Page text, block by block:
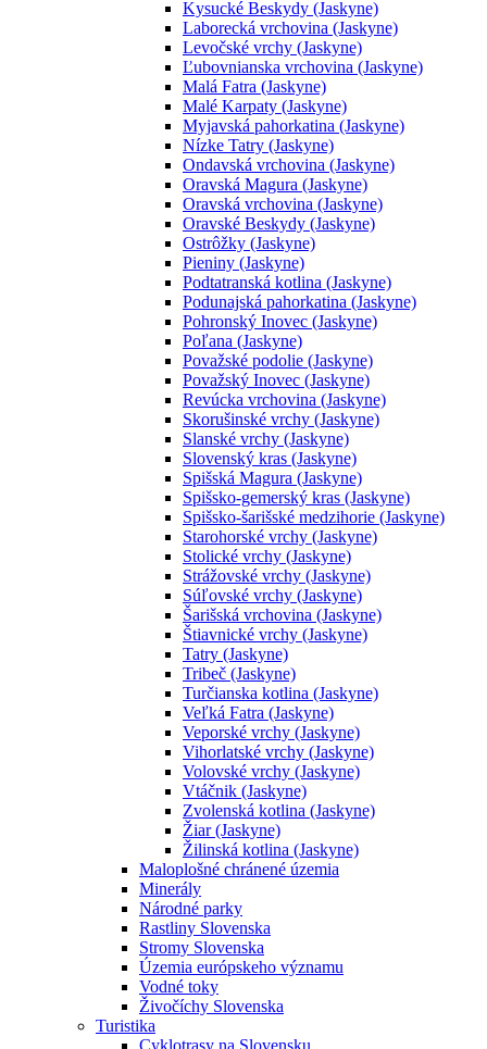
Kysucké Beskydy (Jaskyne)
Laborecká vrchovina (Jaskyne)
Levočské vrchy (Jaskyne)
Ľubovnianska vrchovina (Jaskyne)
Malá Fatra (Jaskyne)
Malé Karpaty (Jaskyne)
Myjavská pahorkatina (Jaskyne)
Nízke Tatry (Jaskyne)
Ondavská vrchovina (Jaskyne)
Oravská Magura (Jaskyne)
Oravská vrchovina (Jaskyne)
Oravské Beskydy (Jaskyne)
Ostrôžky (Jaskyne)
Pieniny (Jaskyne)
Podtatranská kotlina (Jaskyne)
Podunajská pahorkatina (Jaskyne)
Pohronský Inovec (Jaskyne)
Poľana (Jaskyne)
Považské podolie (Jaskyne)
Považský Inovec (Jaskyne)
Revúcka vrchovina (Jaskyne)
Skorušinské vrchy (Jaskyne)
Slanské vrchy (Jaskyne)
Slovenský kras (Jaskyne)
Spišská Magura (Jaskyne)
Spišsko-gemerský kras (Jaskyne)
Spišsko-šarišské medzihorie (Jaskyne)
Starohorské vrchy (Jaskyne)
Stolické vrchy (Jaskyne)
Strážovské vrchy (Jaskyne)
Súľovské vrchy (Jaskyne)
Šarišská vrchovina (Jaskyne)
Štiavnické vrchy (Jaskyne)
Tatry (Jaskyne)
Tribeč (Jaskyne)
Turčianska kotlina (Jaskyne)
Veľká Fatra (Jaskyne)
Veporské vrchy (Jaskyne)
Vihorlatské vrchy (Jaskyne)
Volovské vrchy (Jaskyne)
Vtáčnik (Jaskyne)
Zvolenská kotlina (Jaskyne)
Žiar (Jaskyne)
Žilinská kotlina (Jaskyne)
Maloplošné chránené územia
Minerály
Národné parky
Rastliny Slovenska
Stromy Slovenska
Územia európskeho významu
Vodné toky
Živočíchy Slovenska
Turistika
Cyklotrasy na Slovensku